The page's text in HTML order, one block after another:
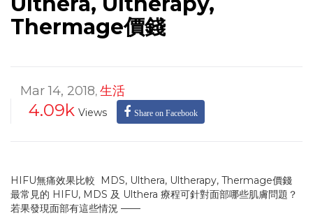
Thermage價錢
Mar 14, 2018, 生活
4.09k Views Share on Facebook
HIFU無痛效果比較 MDS, Ulthera, Ultherapy, Thermage價錢
最常見的 HIFU, MDS 及 Ulthera 療程可針對面部哪些肌膚問題？
若果發現面部有這些情況 ——